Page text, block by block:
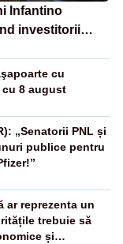
Infantino
investitorii
cu
cu 8 august
„Senatorii PNL și
publice pentru
ar reprezenta un
trebuie să
și